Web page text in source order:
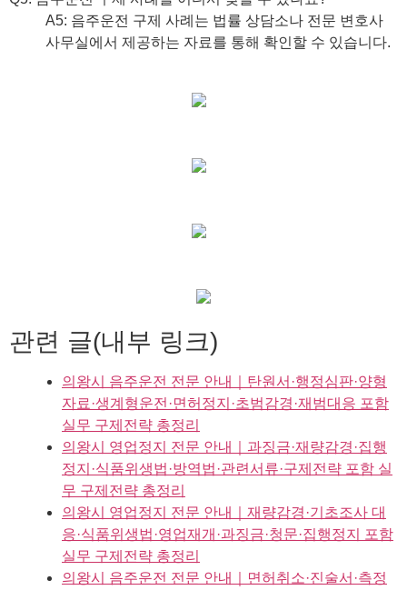
A5: 음주운전 구제 사례는 법률 상담소나 전문 변호사
사무실에서 제공하는 자료를 통해 확인할 수 있습니다.
관련 글(내부 링크)
의왕시 음주운전 전문 안내｜탄원서·행정심판·양형
자료·생계형운전·면허정지·초범감경·재범대응 포함
실무 구제전략 총정리
의왕시 영업정지 전문 안내｜과징금·재량감경·집행
정지·식품위생법·방역법·관련서류·구제전략 포함 실
무 구제전략 총정리
의왕시 영업정지 전문 안내｜재량감경·기초조사 대
응·식품위생법·영업재개·과징금·청문·집행정지 포함
실무 구제전략 총정리
의왕시 음주운전 전문 안내｜면허취소·진술서·측정